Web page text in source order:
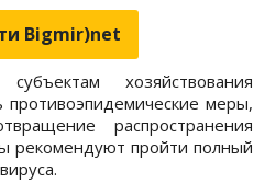
Bigmir)net
хозяйствования
меры,
распространения
рекомендуют пройти полный